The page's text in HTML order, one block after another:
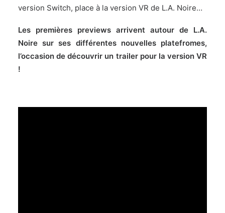
version Switch, place à la version VR de L.A. Noire…
Les premières previews arrivent autour de L.A.
Noire sur ses différentes nouvelles platefromes,
l’occasion de découvrir un trailer pour la version VR
!